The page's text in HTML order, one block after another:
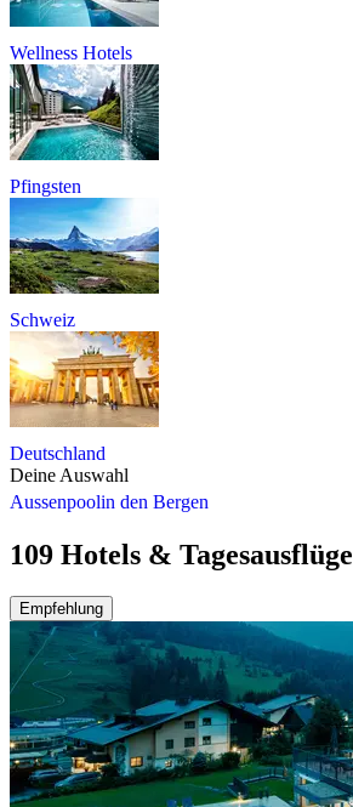
Wellness Hotels
Pfingsten
Schweiz
Deutschland
Deine Auswahl
Aussenpoolin den Bergen
109 Hotels & Tagesausflüge
Empfehlung